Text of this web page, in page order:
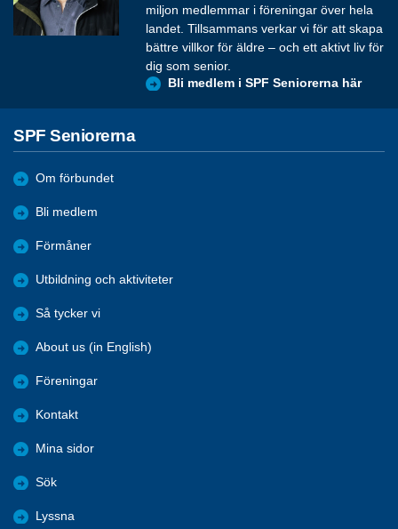
miljon medlemmar i föreningar över hela
landet. Tillsammans verkar vi för att skapa
bättre villkor för äldre – och ett aktivt liv för
dig som senior.
Bli medlem i SPF Seniorerna här
SPF Seniorerna
Om förbundet
Bli medlem
Förmåner
Utbildning och aktiviteter
Så tycker vi
About us (in English)
Föreningar
Kontakt
Mina sidor
Sök
Lyssna